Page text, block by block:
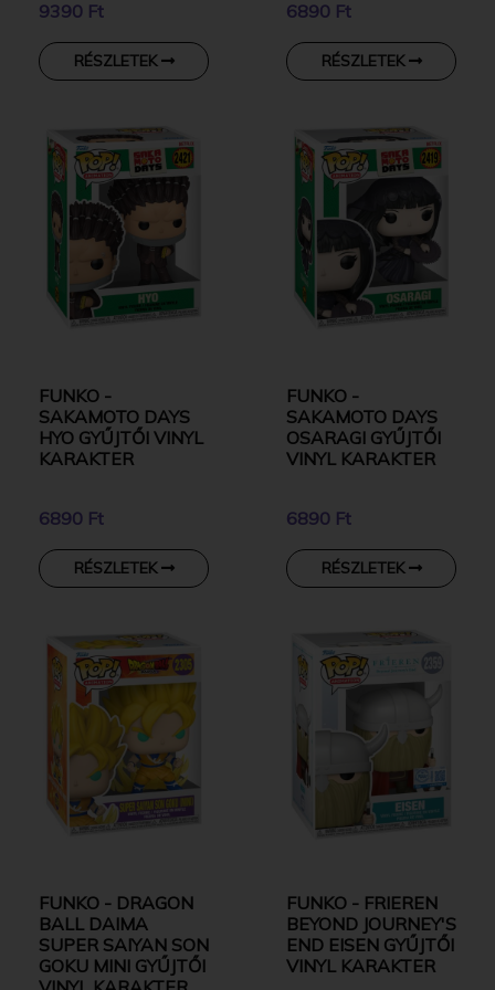
9390 Ft
RÉSZLETEK
6890 Ft
RÉSZLETEK
FUNKO -
SAKAMOTO DAYS
HYO GYŰJTŐI VINYL
KARAKTER
6890 Ft
RÉSZLETEK
FUNKO -
SAKAMOTO DAYS
OSARAGI GYŰJTŐI
VINYL KARAKTER
6890 Ft
RÉSZLETEK
FUNKO - DRAGON
BALL DAIMA
SUPER SAIYAN SON
GOKU MINI GYŰJTŐI
FUNKO - FRIEREN
BEYOND JOURNEY'S
END EISEN GYŰJTŐI
VINYL KARAKTER